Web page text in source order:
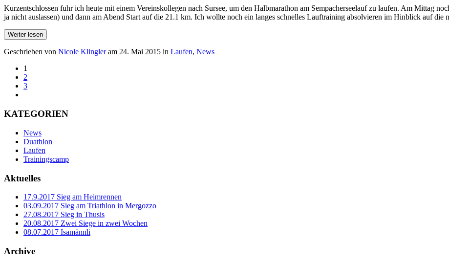
Kurzentschlossen fuhr ich heute mit einem Vereinskollegen nach Sursee, um den Halbmarathon am Sempacherseelauf zu laufen. Am Mittag
ja nicht auslassen) und dann am Abend Start auf die 21.1 km. Ich wollte noch ein langes schnelles Lauftraining absolvieren im Hinblick auf die
Weiter lesen
Geschrieben von Nicole Klingleram 24. Mai 2015 in Laufen, News
1
2
3
KATEGORIEN
News
Duathlon
Laufen
Trainingscamp
Aktuelles
17.9.2017 Sieg am Heimrennen
03.09.2017 Sieg am Triathlon in Mergozzo
27.08.2017 Sieg in Thusis
20.08.2017 Zwei Siege in zwei Wochen
08.07.2017 Isamännli
Archive